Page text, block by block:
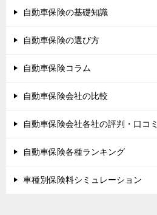
自動車保険の基礎知識
自動車保険の選び方
自動車保険コラム
自動車保険会社の比較
自動車保険会社各社の評判・口コミ
自動車保険各種ランキング
車種別保険料シミュレーション